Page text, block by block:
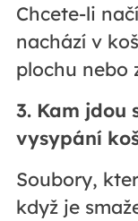
Chcete-li
nachází v
plochu nebo
3. Kam jdou
vysypání
Soubory,
když je